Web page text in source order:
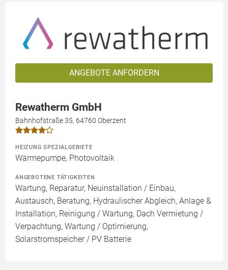
ANGEBOTE ANFORDERN
Rewatherm GmbH
Bahnhofstraße 35, 64760 Oberzent
HEIZUNG SPEZIALGEBIETE
Wärmepumpe, Photovoltaik
ANGEBOTENE TÄTIGKEITEN
Wartung, Reparatur, Neuinstallation / Einbau,
Austausch, Beratung, Hydraulischer Abgleich, Anlage &
Installation, Reinigung / Wartung, Dach Vermietung /
Verpachtung, Wartung / Optimierung,
Solarstromspeicher / PV Batterie